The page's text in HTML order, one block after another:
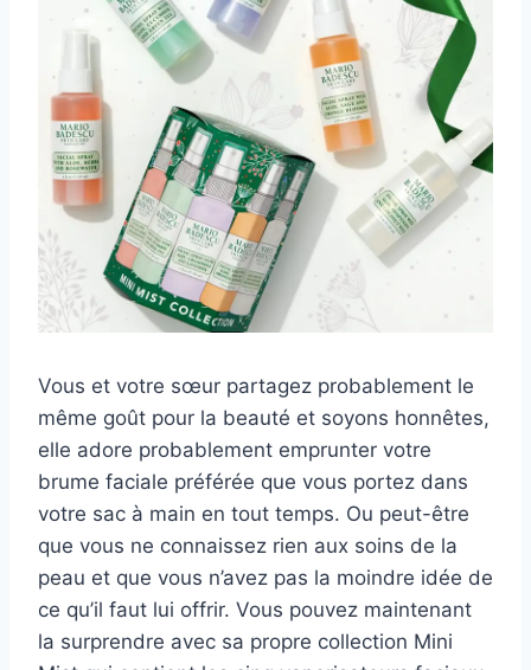
Vous et votre sœur partagez probablement le
même goût pour la beauté et soyons honnêtes,
elle adore probablement emprunter votre
brume faciale préférée que vous portez dans
votre sac à main en tout temps. Ou peut-être
que vous ne connaissez rien aux soins de la
peau et que vous n’avez pas la moindre idée de
ce qu’il faut lui offrir. Vous pouvez maintenant
la surprendre avec sa propre collection Mini